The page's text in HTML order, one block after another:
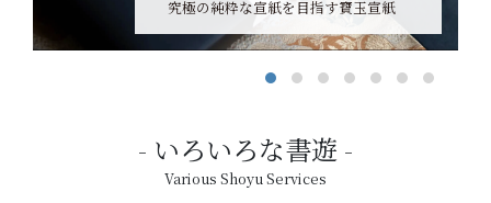
究極の純粋な宣紙を目指す寶玉宣紙
いろいろな書遊
Various Shoyu Services